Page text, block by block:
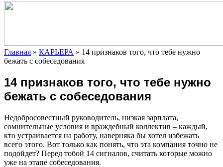
Главная » КАРЬЕРА » 14 признаков того, что тебе нужно
бежать с собеседования
14 признаков того, что тебе нужно
бежать с собеседования
Недобросовестный руководитель, низкая зарплата,
сомнительные условия и враждебный коллектив – каждый,
кто устраивается на работу, наверняка бы хотел избежать
всего этого. Вот только как понять, что эта компания точно не
подойдет? Перед тобой 14 сигналов, считать которые можно
уже на этапе собеседования.